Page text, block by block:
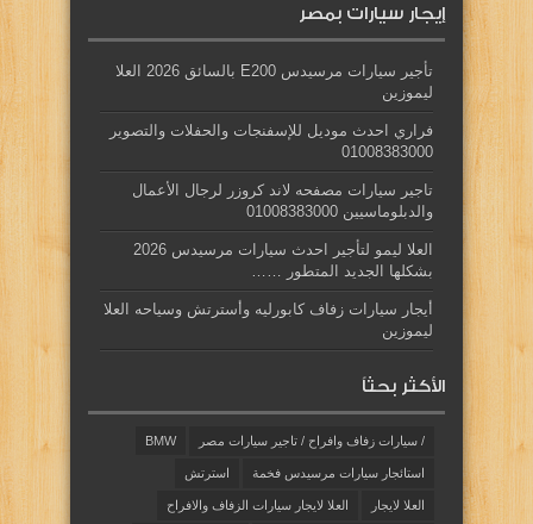
إيجار سيارات بمصر
تأجير سيارات مرسيدس E200 بالسائق 2026 العلا
ليموزين
فراري احدث موديل للإسفنجات والحفلات والتصوير
01008383000
تاجير سيارات مصفحه لاند كروزر لرجال الأعمال
والدبلوماسيين 01008383000
العلا ليمو لتأجير احدث سيارات مرسيدس 2026
بشكلها الجديد المتطور ……
أيجار سيارات زفاف كابورليه وأسترتش وسياحه العلا
ليموزين
الأكثر بحثاً
/ سيارات زفاف وافراح / تاجير سيارات مصر BMW
استائجار سيارات مرسيدس فخمة استرتش
العلا لايجار العلا لايجار سيارات الزفاف والافراح